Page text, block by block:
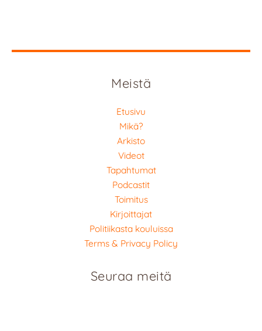
Meistä
Etusivu
Mikä?
Arkisto
Videot
Tapahtumat
Podcastit
Toimitus
Kirjoittajat
Politiikasta kouluissa
Terms & Privacy Policy
Seuraa meitä